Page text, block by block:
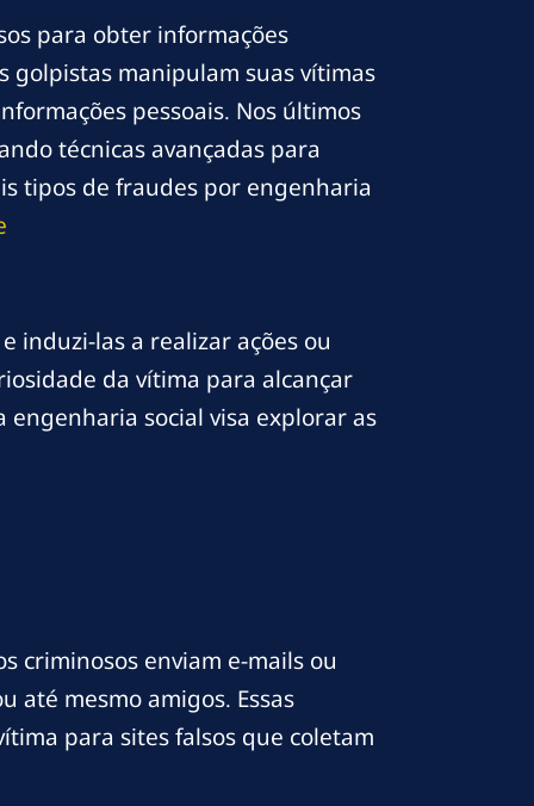
para obter informações
golpistas manipulam suas vítimas
pessoais. Nos últimos
técnicas avançadas para
tipos de fraudes por engenharia
induzi-las a realizar ações ou
da vítima para alcançar
engenharia social visa explorar as
criminosos enviam e-mails ou
até mesmo amigos. Essas
para sites falsos que coletam